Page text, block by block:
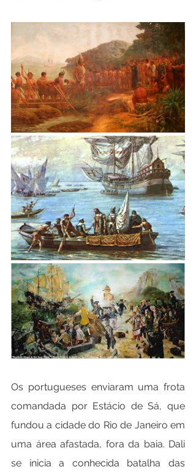
Os portugueses enviaram uma frota
comandada por Estácio de Sá, que
fundou a cidade do Rio de Janeiro em
uma área afastada, fora da baia. Dali
se inicia a conhecida batalha das